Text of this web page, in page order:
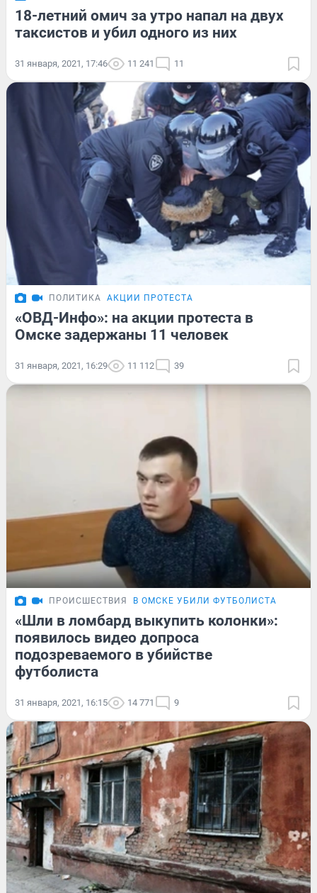
18-летний омич за утро напал на двух
таксистов и убил одного из них
31 января, 2021, 17:46 11 241 11
ПОЛИТИКА АКЦИИ ПРОТЕСТА
«ОВД-Инфо»: на акции протеста в
Омске задержаны 11 человек
31 января, 2021, 16:29 11 112 39
ПРОИСШЕСТВИЯ В ОМСКЕ УБИЛИ ФУТБОЛИСТА
«Шли в ломбард выкупить колонки»:
появилось видео допроса
подозреваемого в убийстве
футболиста
31 января, 2021, 16:15 14 771 9